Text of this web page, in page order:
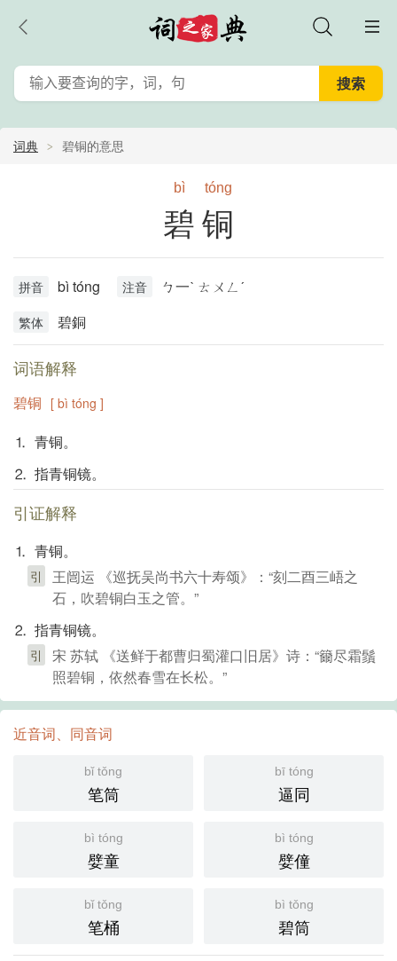
词典 碧铜的意思
bì tóng
碧铜
拼音 bì tóng 注音 ㄅ一ˋ ㄊㄨㄥˊ
繁体 碧銅
词语解释
碧铜 [ bì tóng ]
⒈ 青铜。
⒉ 指青铜镜。
引证解释
⒈ 青铜。
引
王闿运 《巡抚吴尚书六十寿颂》：“刻二酉三峿之
石，吹碧铜白玉之管。”
⒉ 指青铜镜。
引
宋 苏轼 《送鲜于都曹归蜀灌口旧居》诗：“籋尽霜鬚
照碧铜，依然春雪在长松。”
近音词、同音词
bǐ tǒng
笔筒
bī tóng
逼同
bì tóng
嬖童
bì tóng
嬖僮
bǐ tǒng
笔桶
bì tǒng
碧筒